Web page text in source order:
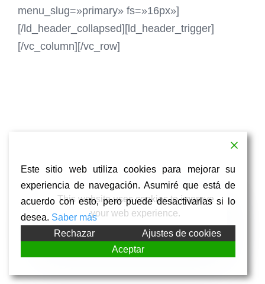
menu_slug=»primary» fs=»16px»]
[/ld_header_collapsed][ld_header_trigger]
[/vc_column][/vc_row]
Este sitio web utiliza cookies para mejorar su
experiencia de navegación. Asumiré que está de
acuerdo con esto, pero puede desactivarlas si lo
desea. Saber más
Rechazar
Ajustes de cookies
Aceptar
This website uses cookies to improve
your web experience.
Accept